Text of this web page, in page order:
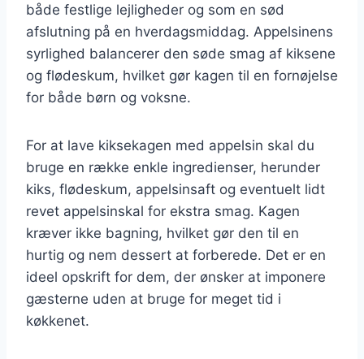
både festlige lejligheder og som en sød
afslutning på en hverdagsmiddag. Appelsinens
syrlighed balancerer den søde smag af kiksene
og flødeskum, hvilket gør kagen til en fornøjelse
for både børn og voksne.
For at lave kiksekagen med appelsin skal du
bruge en række enkle ingredienser, herunder
kiks, flødeskum, appelsinsaft og eventuelt lidt
revet appelsinskal for ekstra smag. Kagen
kræver ikke bagning, hvilket gør den til en
hurtig og nem dessert at forberede. Det er en
ideel opskrift for dem, der ønsker at imponere
gæsterne uden at bruge for meget tid i
køkkenet.